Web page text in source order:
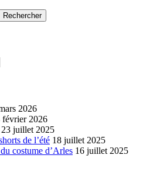
2026
février 2026
23 juillet 2025
de l’été 18 juillet 2025
costume d’Arles 16 juillet 2025